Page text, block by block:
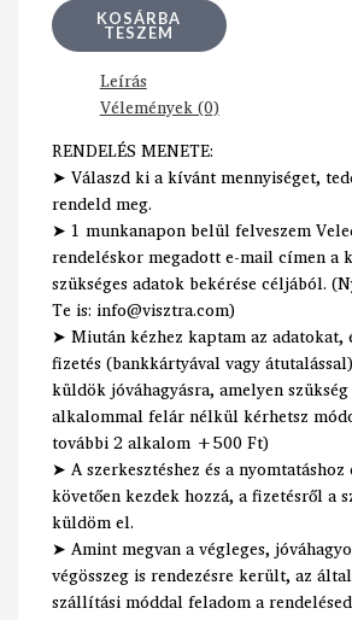
KOSÁRBA
TESZEM
Leírás
Vélemények (0)
RENDELÉS MENETE:
➤ Válaszd ki a kívánt mennyiséget,
rendeld meg.
➤ 1 munkanapon belül felveszem
rendeléskor megadott e-mail címen a
szükséges adatok bekérése céljából.
Te is: info@visztra.com)
➤ Miután kézhez kaptam az adatokat,
fizetés (bankkártyával vagy
küldök jóváhagyásra, amelyen
alkalommal felár nélkül kérhetsz
további 2 alkalom +500 Ft)
➤ A szerkesztéshez és a
követően kezdek hozzá, a fizetésről a
küldöm el.
➤ Amint megvan a végleges,
végösszeg is rendezésre került, az
szállítási móddal feladom a